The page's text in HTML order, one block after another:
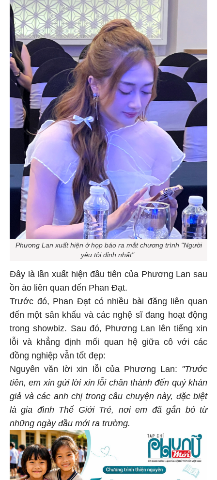
Phương Lan xuất hiện ở họp báo ra mắt chương trình "Người
yêu tôi đỉnh nhất"
Đây là lần xuất hiện đầu tiên của Phương Lan sau
ồn ào liên quan đến Phan Đạt.
Trước đó, Phan Đạt có nhiều bài đăng liên quan
đến một sân khấu và các nghệ sĩ đang hoạt động
trong showbiz. Sau đó, Phương Lan lên tiếng xin
lỗi và khẳng định mối quan hệ giữa cô với các
đồng nghiệp vẫn tốt đẹp:
Nguyên văn lời xin lỗi của Phương Lan: "Trước
tiên, em xin gửi lời xin lỗi chân thành đến quý khán
giả và các anh chị trong câu chuyện này, đặc biệt
là gia đình Thế Giới Trẻ, nơi em đã gắn bó từ
những ngày đầu mới ra trường.